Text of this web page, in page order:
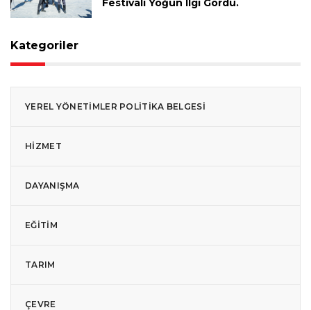
Festivali Yoğun Ilgi Gördü.
Kategoriler
YEREL YÖNETIMLER POLITIKA BELGESI
HIZMET
DAYANIŞMA
EĞITIM
TARIM
ÇEVRE